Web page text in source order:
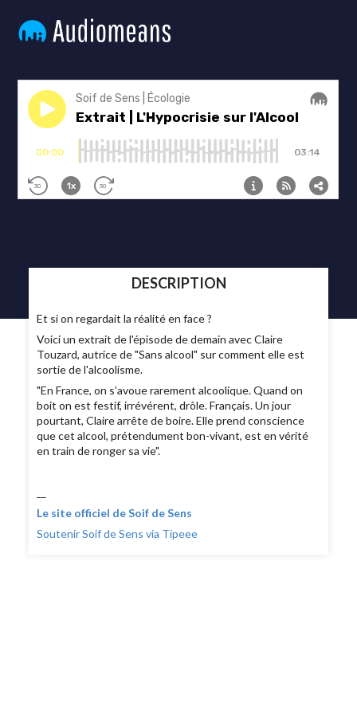
DESCRIPTION
Et si on regardait la réalité en face ?
Voici un extrait de l'épisode de demain avec Claire
Touzard, autrice de "Sans alcool" sur comment elle est
sortie de l'alcoolisme.
"En France, on s’avoue rarement alcoolique. Quand on
boit on est festif, irrévérent, drôle. Français. Un jour
pourtant, Claire arrête de boire. Elle prend conscience
que cet alcool, prétendument bon-vivant, est en vérité
en train de ronger sa vie".
Le site officiel de Soif de Sens
Soutenir Soif de Sens via Tipeee